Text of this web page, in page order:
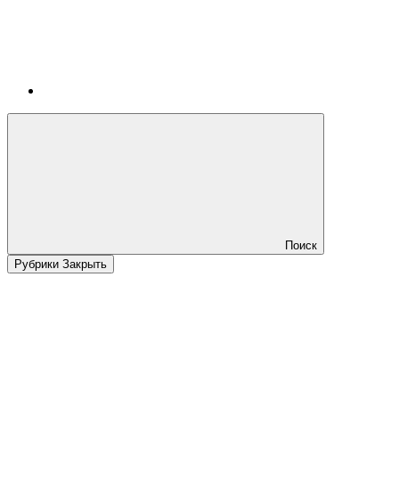
Поиск
Рубрики Закрыть